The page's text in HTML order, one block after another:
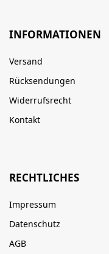
INFORMATIONEN
Versand
Rücksendungen
Widerrufsrecht
Kontakt
RECHTLICHES
Impressum
Datenschutz
AGB